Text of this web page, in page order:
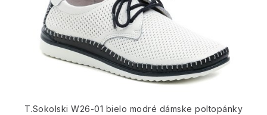
T.Sokolski W26-01 bielo modré dámske poltopánky